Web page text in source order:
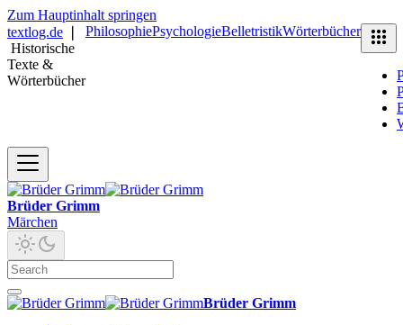
Zum Hauptinhalt springen
textlog.de
Historische
Texte &
Wörterbücher
PhilosophiePsychologieBelletristikWörterbücher
Brüder Grimm
Märchen
Brüder Grimm